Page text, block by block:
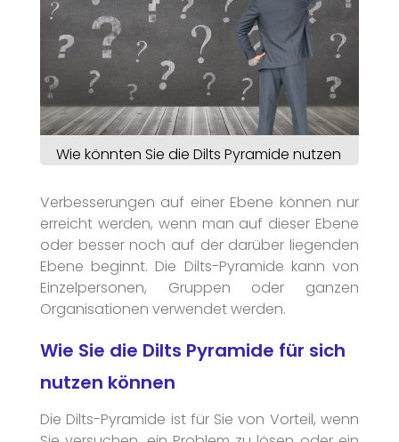
Wie könnten Sie die Dilts Pyramide nutzen
Verbesserungen auf einer Ebene können nur
erreicht werden, wenn man auf dieser Ebene
oder besser noch auf der darüber liegenden
Ebene beginnt. Die Dilts-Pyramide kann von
Einzelpersonen, Gruppen oder ganzen
Organisationen verwendet werden.
Wie Sie die Dilts Pyramide für sich
nutzen können
Die Dilts-Pyramide ist für Sie von Vorteil, wenn